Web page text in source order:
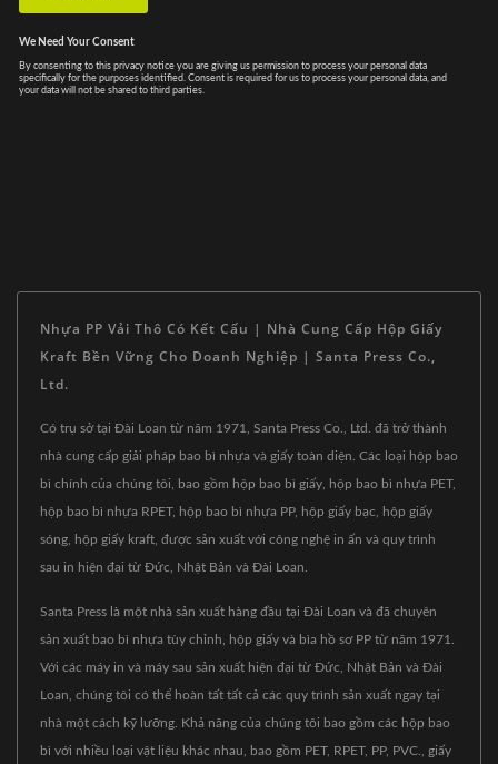
Nhựa PP Vải Thô Có Kết Cấu | Nhà Cung Cấp Hộp Giấy
Kraft Bền Vững Cho Doanh Nghiệp | Santa Press Co.,
Ltd.
Có trụ sở tại Đài Loan từ năm 1971, Santa Press Co., Ltd. đã trở thành
nhà cung cấp giải pháp bao bì nhựa và giấy toàn diện. Các loại hộp bao
bì chính của chúng tôi, bao gồm hộp bao bì giấy, hộp bao bì nhựa PET,
hộp bao bì nhựa RPET, hộp bao bì nhựa PP, hộp giấy bạc, hộp giấy
sóng, hộp giấy kraft, được sản xuất với công nghệ in ấn và quy trình
sau in hiện đại từ Đức, Nhật Bản và Đài Loan.
Santa Press là một nhà sản xuất hàng đầu tại Đài Loan và đã chuyên
sản xuất bao bì nhựa tùy chỉnh, hộp giấy và bìa hồ sơ PP từ năm 1971.
Với các máy in và máy sau sản xuất hiện đại từ Đức, Nhật Bản và Đài
Loan, chúng tôi có thể hoàn tất tất cả các quy trình sản xuất ngay tại
nhà một cách kỹ lưỡng. Khả năng của chúng tôi bao gồm các hộp bao
bì với nhiều loại vật liệu khác nhau, bao gồm PET, RPET, PP, PVC., giấy